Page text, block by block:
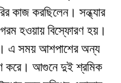
কাজ করছিলেন। সন্ধ্যার
হওয়ায় বিস্ফোরণ হয়।
এ সময় আশপাশের অন্য
করে। আগুনে দুই শ্রমিক